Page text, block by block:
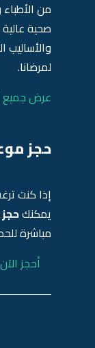
من
صحية
والأساليب
لمرضانا.
عرض جميع
حجز
إذا كنت
يمكنك
مباشرة
أحجز الآن